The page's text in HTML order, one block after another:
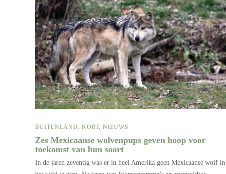
BUITENLAND KORT NIEUWS
Zes Mexicaanse wolvenpups geven hoop voor
toekomst van hun soort
In de jaren zeventig was er in heel Amerika geen Mexicaanse wolf in